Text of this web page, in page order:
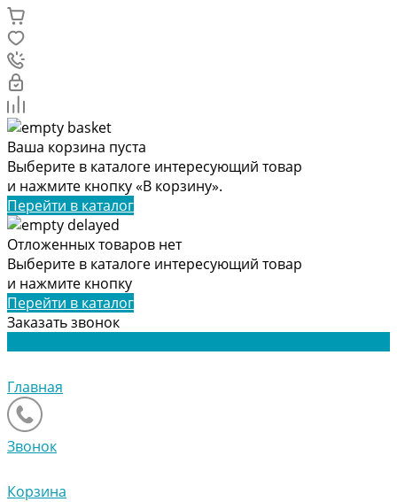
Ваша корзина пуста
Выберите в каталоге интересующий товар
и нажмите кнопку «В корзину».
Перейти в каталог
Отложенных товаров нет
Выберите в каталоге интересующий товар
и нажмите кнопку
Перейти в каталог
Заказать звонок
Главная
Звонок
Корзина